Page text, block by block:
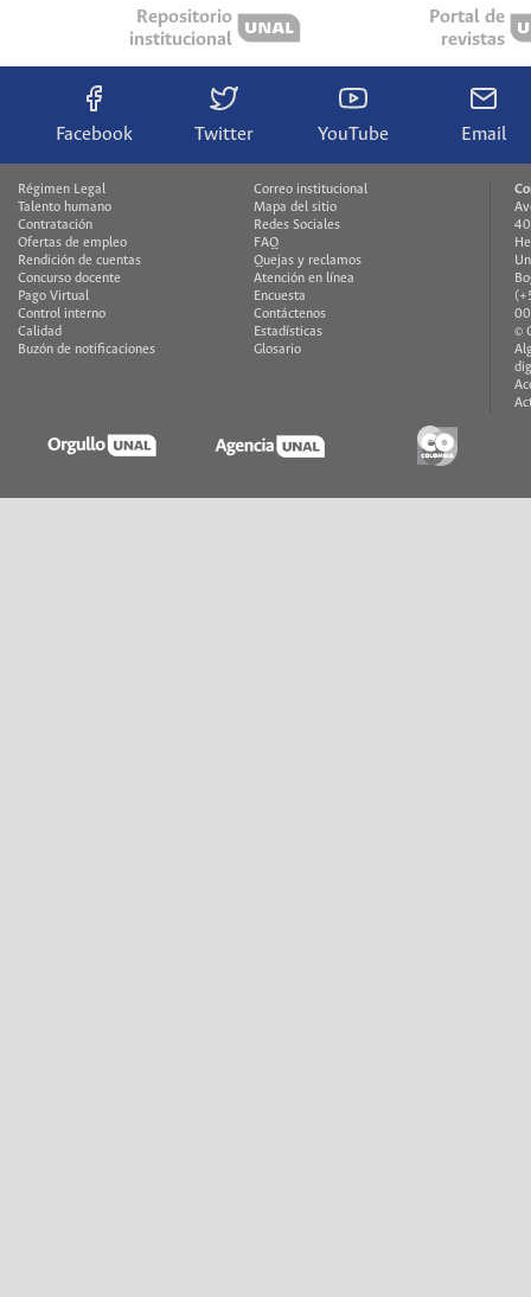
Repositorio
institucional
Portal de
revistas
Facebook Twitter YouTube Email
Régimen Legal
Talento humano
Contratación
Ofertas de empleo
Rendición de cuentas
Concurso docente
Pago Virtual
Control interno
Calidad
Buzón de notificaciones
Correo institucional
Mapa del sitio
Redes Sociales
FAQ
Quejas y reclamos
Atención en línea
Encuesta
Contáctenos
Estadísticas
Glosario
©